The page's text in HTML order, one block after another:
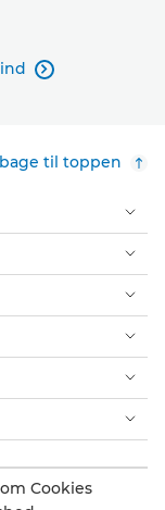

til toppen
Cookies